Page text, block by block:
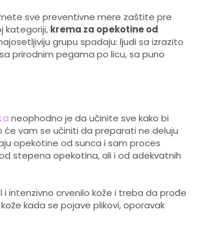
sve preventivne mere zaštite pre
kategoriji, krema za opekotine od
grupu spadaju: ljudi sa izrazito
prirodnim pegama po licu, sa puno
neophodno je da učinite sve kako bi
će vam se učiniti da preparati ne deluju
opekotine od sunca i sam proces
stepena opekotina, ali i od adekvatnih
intenzivno crvenilo kože i treba da prođe
kada se pojave plikovi, oporavak